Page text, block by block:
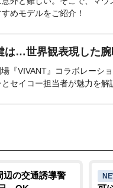
めモデルをご紹介！
は…世界観表現した
『VIVANT』コラボレーシ
セイコー担当者が魅力を解
辺の交通誘導警